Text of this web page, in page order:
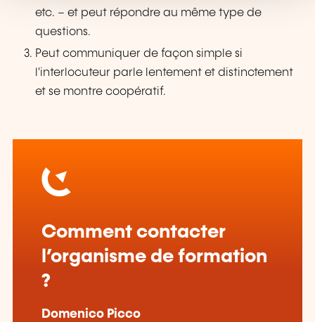
etc. – et peut répondre au même type de
questions.
Peut communiquer de façon simple si
l'interlocuteur parle lentement et distinctement
et se montre coopératif.
Comment contacter
l’organisme de formation
?
Domenico Picco